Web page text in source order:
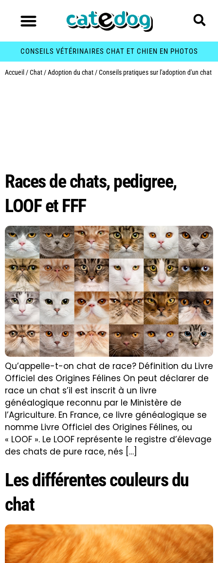
CONSEILS VÉTÉRINAIRES CHAT ET CHIEN EN PHOTOS
Accueil /Chat /Adoption du chat /Conseils pratiques sur l'adoption d'un chat
Races de chats, pedigree,
LOOF et FFF
Qu’appelle-t-on chat de race? Définition du Livre
Officiel des Origines Félines On peut déclarer de
race un chat s’il est inscrit à un livre
généalogique reconnu par le Ministère de
l’Agriculture. En France, ce livre généalogique se
nomme Livre Officiel des Origines Félines, ou
« LOOF ». Le LOOF représente le registre d’élevage
des chats de pure race, nés […]
Les différentes couleurs du
chat